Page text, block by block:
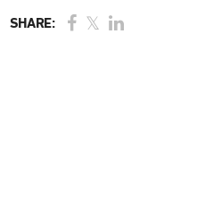
SHARE: